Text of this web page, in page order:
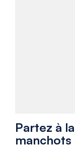
Partez à
manchots